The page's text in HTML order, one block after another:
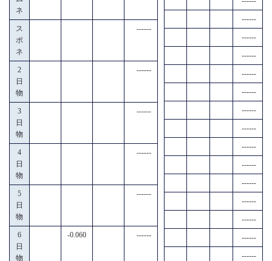
ネ
ス
ポ
ネ
------
2
日
物
------
3
日
物
------
4
日
物
------
5
日
物
------
6
日
物
-0.060 ------
------
------
------
------
------
------
------
------
------
------
------
------
------
------